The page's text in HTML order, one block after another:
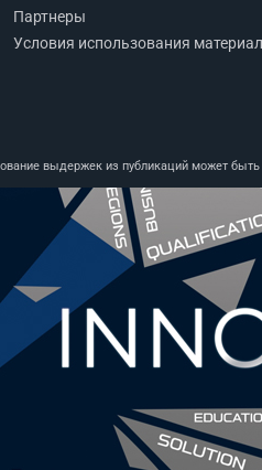
Партнеры
Условия использования
выдержек из публикаций может